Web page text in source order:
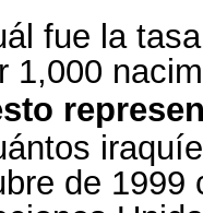
fue la
1,000
de